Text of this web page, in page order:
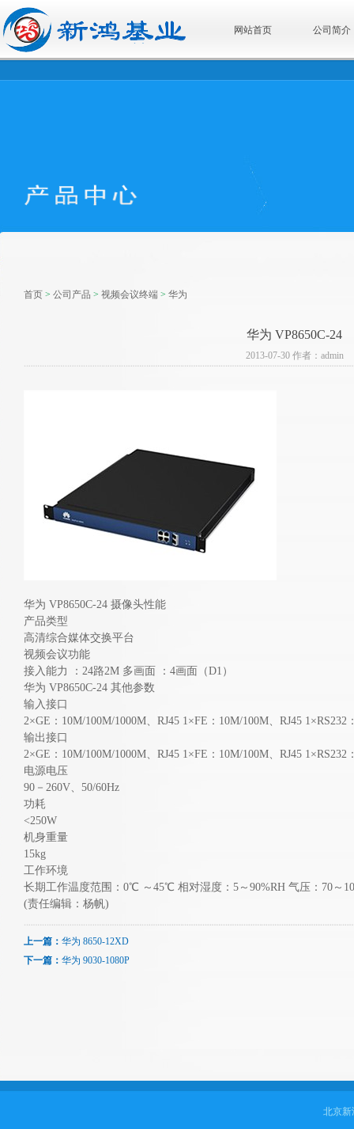
网站首页 公司简介
首页 > 公司产品 > 视频会议终端 > 华为
华为 VP8650C-24
2013-07-30 作者：admin
华为 VP8650C-24 摄像头性能
产品类型
高清综合媒体交换平台
视频会议功能
接入能力 ：24路2M 多画面 ：4画面（D1）
华为 VP8650C-24 其他参数
输入接口
2×GE：10M/100M/1000M、RJ45 1×FE：10M/100M、RJ45 1×RS232
输出接口
2×GE：10M/100M/1000M、RJ45 1×FE：10M/100M、RJ45 1×RS232
电源电压
90－260V、50/60Hz
功耗
<250W
机身重量
15kg
工作环境
长期工作温度范围：0℃ ～45℃ 相对湿度：5～90%RH 气压：70～
(责任编辑：杨帆)
上一篇： 华为 8650-12XD
下一篇： 华为 9030-1080P
北京新